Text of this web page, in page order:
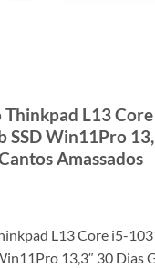
Thinkpad L13
SSD Win11Pro
Amassados
L13 Core i5-
13,3″ 30 Dias